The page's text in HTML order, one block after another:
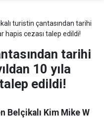
turistin çantasından tarihi
hapis cezası talep edildi!
tarihi
10 yıla
edildi!
Belçikalı Kim Mike W